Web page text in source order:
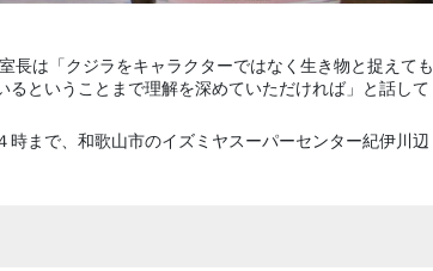
長は「クジラをキャラクターではなく生き物と捉えても
ということまで理解を深めていただければ」と話して
まで、和歌山市のイズミヤスーパーセンター紀伊川辺